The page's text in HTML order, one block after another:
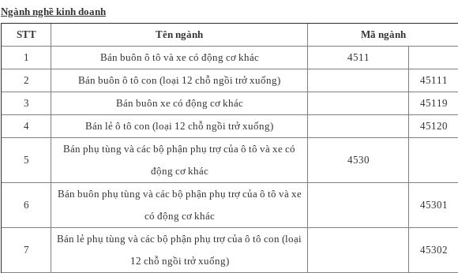
Ngành nghề kinh doanh
STT
Tên ngành
Mã ngành
1
Bán buôn ô tô và xe có động cơ khác
4511
2
Bán buôn ô tô con (loại 12 chỗ ngồi trở xuống)
45111
3
Bán buôn xe có động cơ khác
45119
4
Bán lẻ ô tô con (loại 12 chỗ ngồi trở xuống) 45120
5
Bán phụ tùng và các bộ phận phụ trợ của ô tô và xe có
động cơ khác
4530
6
Bán buôn phụ tùng và các bộ phận phụ trợ của ô tô và xe
có động cơ khác
45301
7
Bán lẻ phụ tùng và các bộ phận phụ trợ của ô tô con (loại
12 chỗ ngồi trở xuống)
45302